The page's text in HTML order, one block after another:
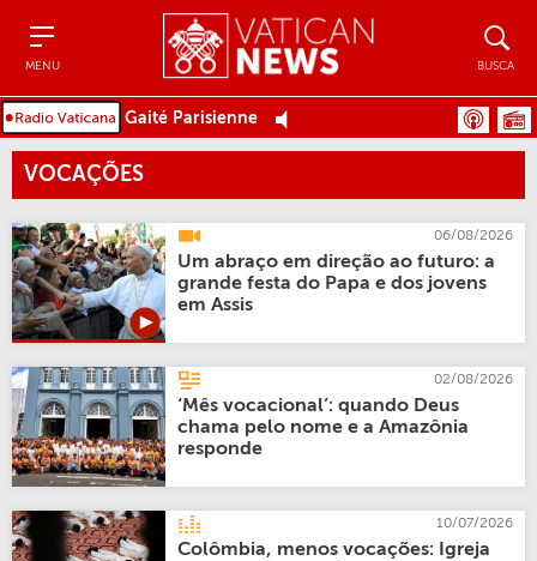
MENU BUSCA
Gaité Parisienne
VOCAÇÕES
06/08/2026
Um abraço em direção ao futuro: a
grande festa do Papa e dos jovens
em Assis
02/08/2026
‘Mês vocacional’: quando Deus
chama pelo nome e a Amazônia
responde
10/07/2026
Colômbia, menos vocações: Igreja